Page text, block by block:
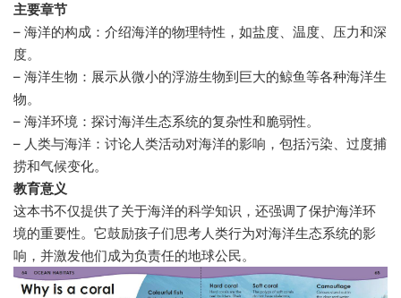
主要章节
– 海洋的构成：介绍海洋的物理特性，如盐度、温度、压力和深
度。
– 海洋生物：展示从微小的浮游生物到巨大的鲸鱼等各种海洋生
物。
– 海洋环境：探讨海洋生态系统的复杂性和脆弱性。
– 人类与海洋：讨论人类活动对海洋的影响，包括污染、过度捕
捞和气候变化。
教育意义
这本书不仅提供了关于海洋的科学知识，还强调了保护海洋环
境的重要性。它鼓励孩子们思考人类行为对海洋生态系统的影
响，并激发他们成为负责任的地球公民。